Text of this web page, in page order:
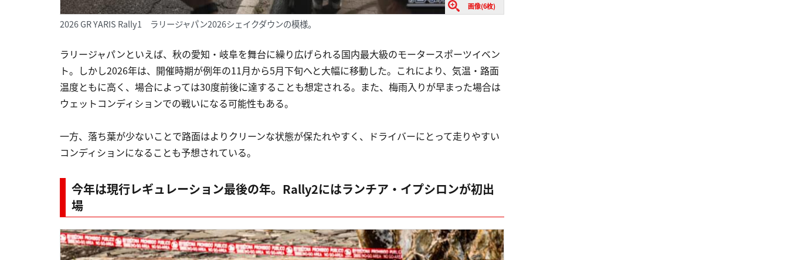
画像(6枚)
2026 GR YARIS Rally1 ラリージャパン2026シェイクダウンの模様。
ラリージャパンといえば、秋の愛知・岐阜を舞台に繰り広げられる国内最大級のモータースポーツイベン
ト。しかし2026年は、開催時期が例年の11月から5月下旬へと大幅に移動した。これにより、気温・路面
温度ともに高く、場合によっては30度前後に達することも想定される。また、梅雨入りが早まった場合は
ウェットコンディションでの戦いになる可能性もある。
一方、落ち葉が少ないことで路面はよりクリーンな状態が保たれやすく、ドライバーにとって走りやすい
コンディションになることも予想されている。
今年は現行レギュレーション最後の年。Rally2にはランチア・イプシロンが初出
場